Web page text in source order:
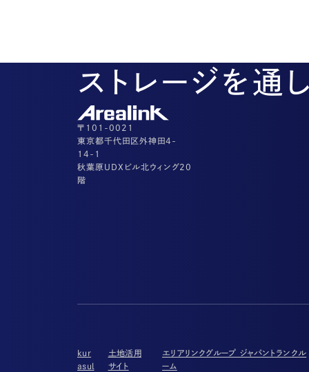
ストレージを通
〒101-0021
東京都千代田区外神田4-
14-1
秋葉原UDXビル北ウィング20
階
kur
asul
土地活用
サイト
エリアリンクグループ ジャパントランクル
ーム